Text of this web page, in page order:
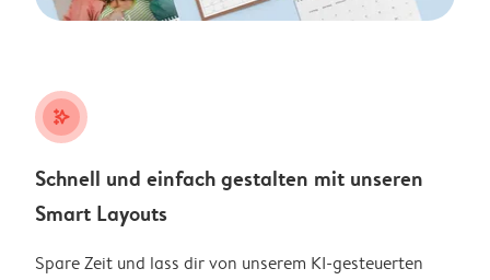
stars_plus
Schnell und einfach gestalten mit unseren
Smart Layouts
Spare Zeit und lass dir von unserem KI-gesteuerten